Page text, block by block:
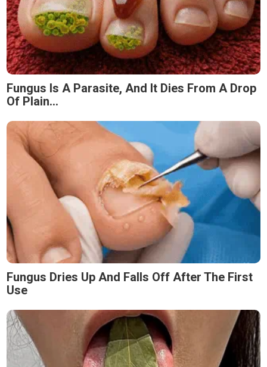
Fungus Is A Parasite, And It Dies From A Drop
Of Plain...
Fungus Dries Up And Falls Off After The First
Use